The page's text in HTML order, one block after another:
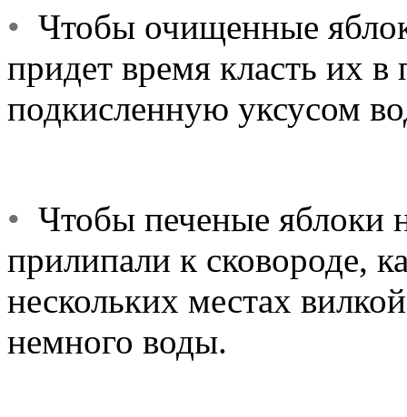
• Чтобы очищенные
придет время класть их
подкисленную уксусом
• Чтобы печеные яблоки
прилипали к сковороде,
нескольких местах
немного воды.